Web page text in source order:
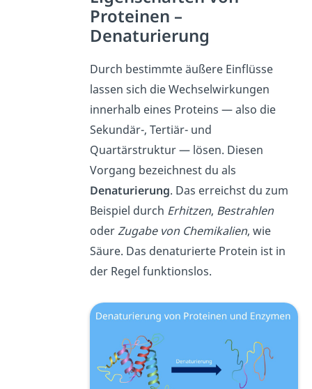
Proteinen –
Denaturierung
Durch bestimmte äußere Einflüsse
lassen sich die Wechselwirkungen
innerhalb eines Proteins — also die
Sekundär-, Tertiär- und
Quartärstruktur — lösen. Diesen
Vorgang bezeichnest du als
Denaturierung. Das erreichst du zum
Beispiel durch Erhitzen, Bestrahlen
oderZugabe von Chemikalien, wie
Säure. Das denaturierte Protein ist in
der Regel funktionslos.